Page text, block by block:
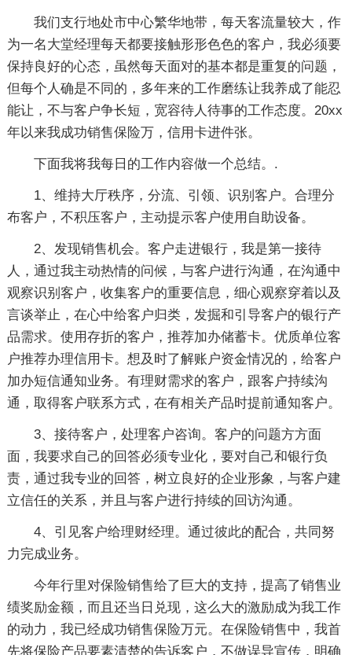
我们支行地处市中心繁华地带，每天客流量较大，作
为一名大堂经理每天都要接触形形色色的客户，我必须要
保持良好的心态，虽然每天面对的基本都是重复的问题，
但每个人确是不同的，多年来的工作磨练让我养成了能忍
能让，不与客户争长短，宽容待人待事的工作态度。20xx
年以来我成功销售保险万，信用卡进件张。
下面我将我每日的工作内容做一个总结。.
1、维持大厅秩序，分流、引领、识别客户。合理分
布客户，不积压客户，主动提示客户使用自助设备。
2、发现销售机会。客户走进银行，我是第一接待
人，通过我主动热情的问候，与客户进行沟通，在沟通中
观察识别客户，收集客户的重要信息，细心观察穿着以及
言谈举止，在心中给客户归类，发掘和引导客户的银行产
品需求。使用存折的客户，推荐加办储蓄卡。优质单位客
户推荐办理信用卡。想及时了解账户资金情况的，给客户
加办短信通知业务。有理财需求的客户，跟客户持续沟
通，取得客户联系方式，在有相关产品时提前通知客户。
3、接待客户，处理客户咨询。客户的问题方方面
面，我要求自己的回答必须专业化，要对自己和银行负
责，通过我专业的回答，树立良好的企业形象，与客户建
立信任的关系，并且与客户进行持续的回访沟通。
4、引见客户给理财经理。通过彼此的配合，共同努
力完成业务。
今年行里对保险销售给了巨大的支持，提高了销售业
绩奖励金额，而且还当日兑现，这么大的激励成为我工作
的动力，我已经成功销售保险万元。在保险销售中，我首
先将保险产品要素清楚的告诉客户，不做误导宣传，明确